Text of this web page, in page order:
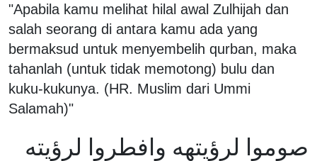
"Apabila kamu melihat hilal awal Zulhijah dan
salah seorang di antara kamu ada yang
bermaksud untuk menyembelih qurban, maka
tahanlah (untuk tidak memotong) bulu dan
kuku-kukunya. (HR. Muslim dari Ummi
Salamah)"
صوموا لرؤيتهه وافطروا لرؤيته